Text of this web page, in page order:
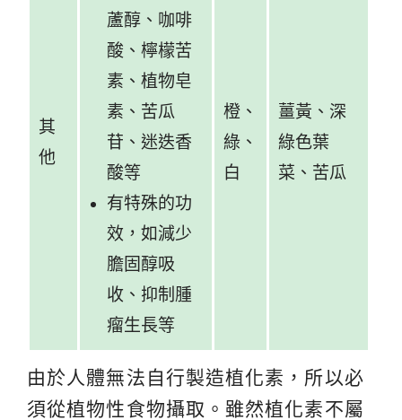
其
他
蘆醇、咖啡
酸、檸檬苦
素、植物皂
素、苦瓜
苷、迷迭香
酸等
有特殊的功
效，如減少
膽固醇吸
收、抑制腫
瘤生長等
橙、
綠、
白
薑黃、深
綠色葉
菜、苦瓜
由於人體無法自行製造植化素，所以必
須從植物性食物攝取。雖然植化素不屬